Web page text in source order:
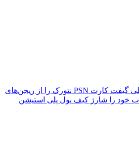
اگر به دنبال خرید گیفت کارت پلی استیشن با قیمت‌های مناسب و تجربه‌ای سریع و امن هستید، به زیپودو خوش آمدید. اینجا شما می‌توانید به راحتی و بدون معطلی گیفت کارت PSN نتورک را از ریجن‌های
خود را شارژ کیف پول پلی استیشن